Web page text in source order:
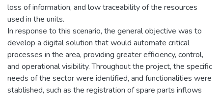
loss of information, and low traceability of the resources
used in the units.
In response to this scenario, the general objective was to
develop a digital solution that would automate critical
processes in the area, providing greater efficiency, control,
and operational visibility. Throughout the project, the specific
needs of the sector were identified, and functionalities were
stablished, such as the registration of spare parts inflows